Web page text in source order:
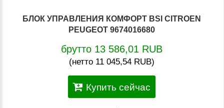
БЛОК УПРАВЛЕНИЯ КОМФОРТ BSI CITROEN
PEUGEOT 9674016680
брутто 13 586,01 RUB
(нетто 11 045,54 RUB)
Купить сейчас